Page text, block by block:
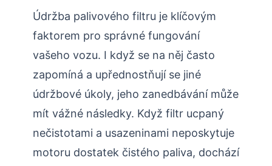
Údržba palivového filtru je klíčovým
faktorem pro správné fungování
vašeho vozu. I když se na něj často
zapomíná a upřednostňují se jiné
údržbové úkoly, jeho zanedbávání může
mít vážné následky. Když filtr ucpaný
nečistotami a usazeninami neposkytuje
motoru dostatek čistého paliva, dochází